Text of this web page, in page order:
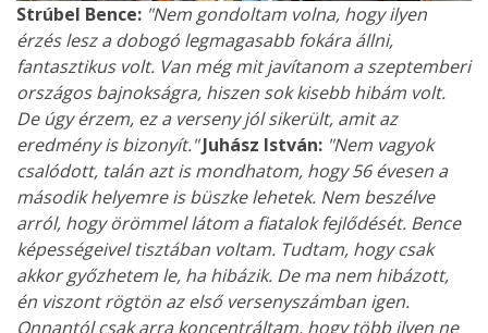
Strúbel Bence: "Nem gondoltam volna, hogy ilyen
érzés lesz a dobogó legmagasabb fokára állni,
fantasztikus volt. Van még mit javítanom a szeptemberi
országos bajnokságra, hiszen sok kisebb hibám volt.
De úgy érzem, ez a verseny jól sikerült, amit az
eredmény is bizonyít." Juhász István: "Nem vagyok
csalódott, talán azt is mondhatom, hogy 56 évesen a
második helyemre is büszke lehetek. Nem beszélve
arról, hogy örömmel látom a fiatalok fejlődését. Bence
képességeivel tisztában voltam. Tudtam, hogy csak
akkor győzhetem le, ha hibázik. De ma nem hibázott,
én viszont rögtön az első versenyszámban igen.
Onnantól csak arra koncentráltam, hogy több ilyen ne